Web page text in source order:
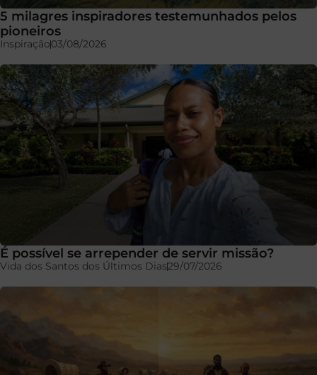
5 milagres inspiradores testemunhados pelos
pioneiros
Inspiração03/08/2026
É possível se arrepender de servir missão?
Vida dos Santos dos Últimos Dias29/07/2026